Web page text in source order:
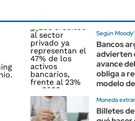
Según
Bancos
advierten
avance
obliga a
modelo
Moneda
Billetes